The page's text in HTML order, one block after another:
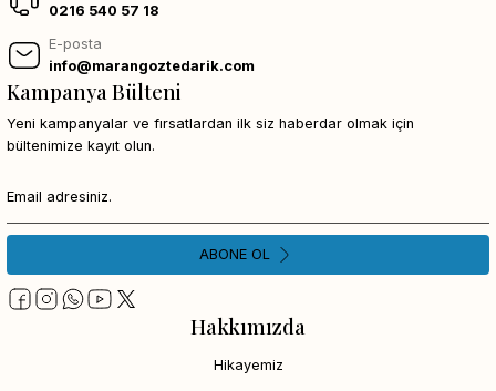
0216 540 57 18
E-posta
info@marangoztedarik.com
Hakkımızda
Hikayemiz
Kampanya Bülteni
Yeni kampanyalar ve fırsatlardan ilk siz haberdar olmak için
bültenimize kayıt olun.
ABONE OL